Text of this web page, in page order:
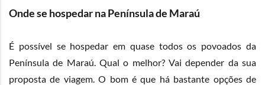
Onde se hospedar na Península de Maraú
É possível se hospedar em quase todos os povoados da
Península de Maraú. Qual o melhor? Vai depender da sua
proposta de viagem. O bom é que há bastante opções de